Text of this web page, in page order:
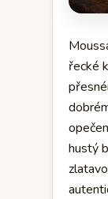
řecké
hustý